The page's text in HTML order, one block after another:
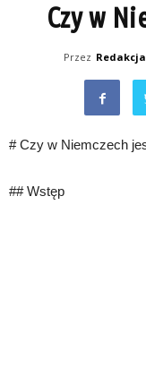
Czy w
Przez Redakcja
# Czy w Niemczech
## Wstęp